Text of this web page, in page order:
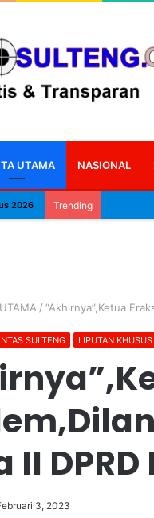
UTAMA NASIONAL
2026 Trending
/ “Akhirnya”,Ketua
SULTENG LIPUTAN KHUSUS
II
3, 2023